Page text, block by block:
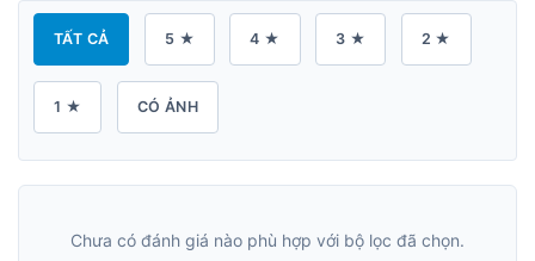
TẤT CẢ 5 ★ 4 ★ 3 ★ 2 ★
1 ★ CÓ ẢNH
Chưa có đánh giá nào phù hợp với bộ lọc đã chọn.